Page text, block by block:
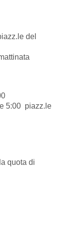
del
5:00 piazz.le
quota di